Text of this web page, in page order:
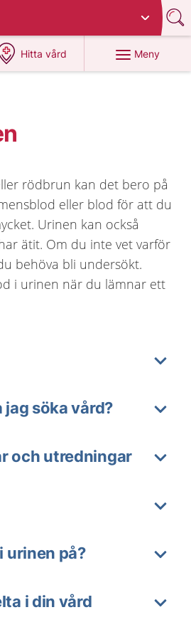
Hitta vård
på 1177.se
Meny
rödbrun kan det bero på
eller blod för att du
Urinen kan också
ätit. Om du inte vet varför
behöva bli undersökt.
i urinen när du lämnar ett
jag söka vård?
och utredningar
urinen på?
i din vård